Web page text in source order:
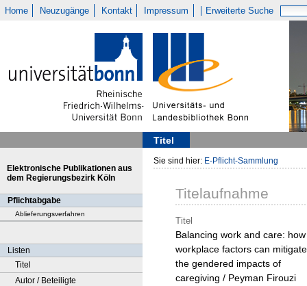
Home Neuzugänge Kontakt Impressum Erweiterte Suche
Titel
Elektronische Publikationen aus
dem Regierungsbezirk Köln
Pflichtabgabe
Ablieferungsverfahren
Listen
Titel
Autor / Beteiligte
Sie sind hier: E-Pflicht-Sammlung
Titelaufnahme
Titel
Balancing work and care: how
workplace factors can mitigate
the gendered impacts of
caregiving / Peyman Firouzi